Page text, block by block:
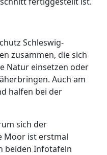
Schleswig-
zusammen, die sich
Natur einsetzen oder
Auch am
halfen bei der
sich der
Moor ist erstmal
beiden Infotafeln